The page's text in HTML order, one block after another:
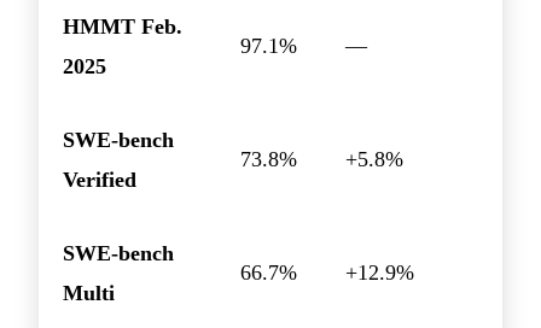
HMMT Feb.
2025
97.1% —
SWE-bench
Verified
73.8% +5.8%
SWE-bench
Multi
66.7% +12.9%